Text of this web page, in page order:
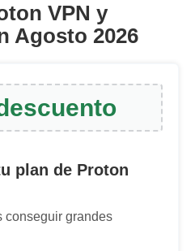
VPN y
Agosto 2026
plan de Proton
conseguir grandes